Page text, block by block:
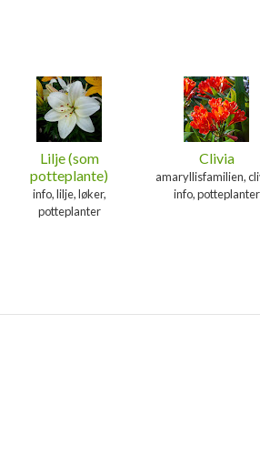
Lilje (som
potteplante)
info, lilje, løker,
potteplanter
Clivia
amaryllisfamilien,
info, potteplanter